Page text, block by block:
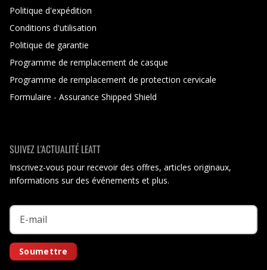
Politique d'expédition
Conditions d'utilisation
Politique de garantie
Programme de remplacement de casque
Programme de remplacement de protection cervicale
Formulaire - Assurance Shipped Shield
SUIVEZ L'ACTUALITÉ LEATT
Inscrivez-vous pour recevoir des offres, articles originaux,
informations sur des événements et plus.
Soumettre